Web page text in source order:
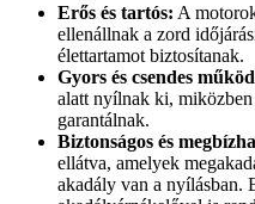
Erős és tartós: A
ellenállnak a zord
élettartamot biztosítanak.
Gyors és csendes
alatt nyílnak ki,
garantálnak.
Biztonságos és
ellátva, amelyek
akadály van a nyílásban.